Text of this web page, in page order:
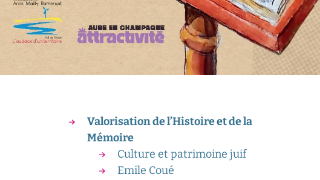
Valorisation de l’Histoire et de la
Mémoire
Culture et patrimoine juif
Emile Coué